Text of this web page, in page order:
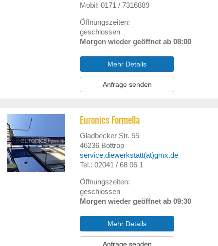
Mobil: 0171 / 7316889
Öffnungszeiten:
geschlossen
Morgen wieder geöffnet ab 08:00
Mehr Details
Anfrage senden
Euronics Formella
Gladbecker Str. 55
46236 Bottrop
service.diewerkstatt(at)gmx.de
Tel.: 02041 / 68 06 1
Öffnungszeiten:
geschlossen
Morgen wieder geöffnet ab 09:30
Mehr Details
Anfrage senden